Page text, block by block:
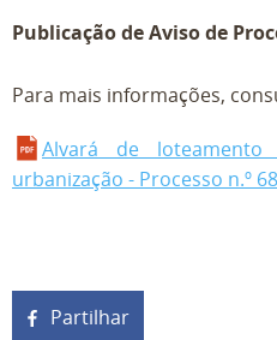
Publicação de Aviso de
Para mais informações,
Alvará de
urbanização - Processo n.º
Partilhar